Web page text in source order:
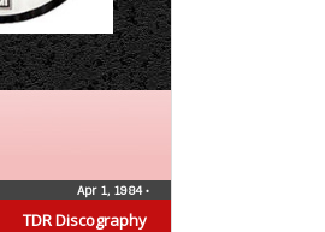
TDR Discography
Apr 1, 1984•